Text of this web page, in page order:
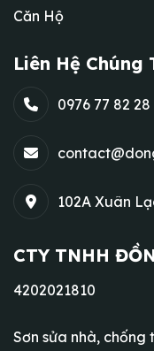
Căn Hộ
Liên Hệ Chúng
0976 77 82 28
102A Xuân
CTY TNHH
4202021810
Sơn sửa nhà,